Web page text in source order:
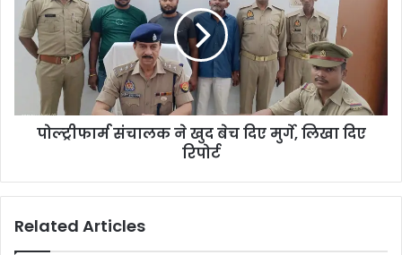
पोल्ट्रीफार्म संचालक ने खुद बेच दिए मुर्गे, लिखा दिए
रिपोर्ट
Related Articles